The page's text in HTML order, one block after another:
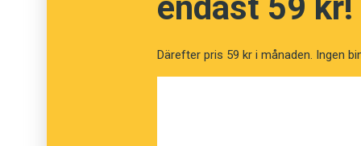
myndigheternas språk tillräckligt myndigt?
Därefter pris 59 kr i månaden. Ingen